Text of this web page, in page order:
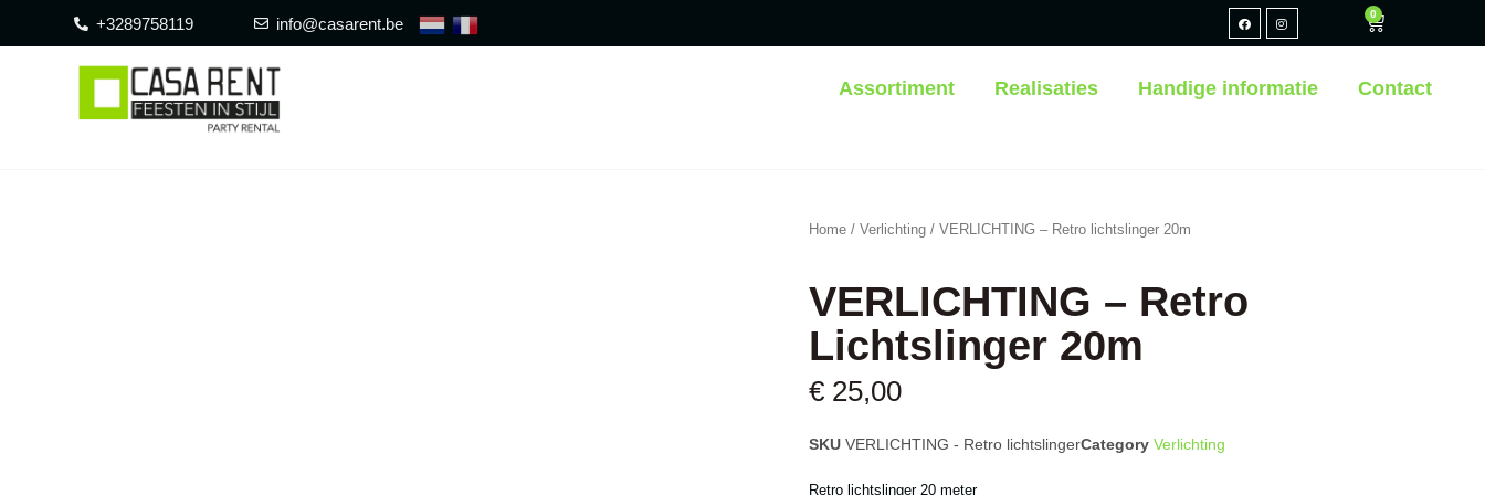
+3289758119 info@casarent.be 0
Assortiment Realisaties Handige informatie Contact
Home /Verlichting / VERLICHTING – Retro lichtslinger 20m
VERLICHTING – Retro
Lichtslinger 20m
€ 25,00
SKUVERLICHTING - Retro lichtslingerCategory Verlichting
Retro lichtslinger 20 meter